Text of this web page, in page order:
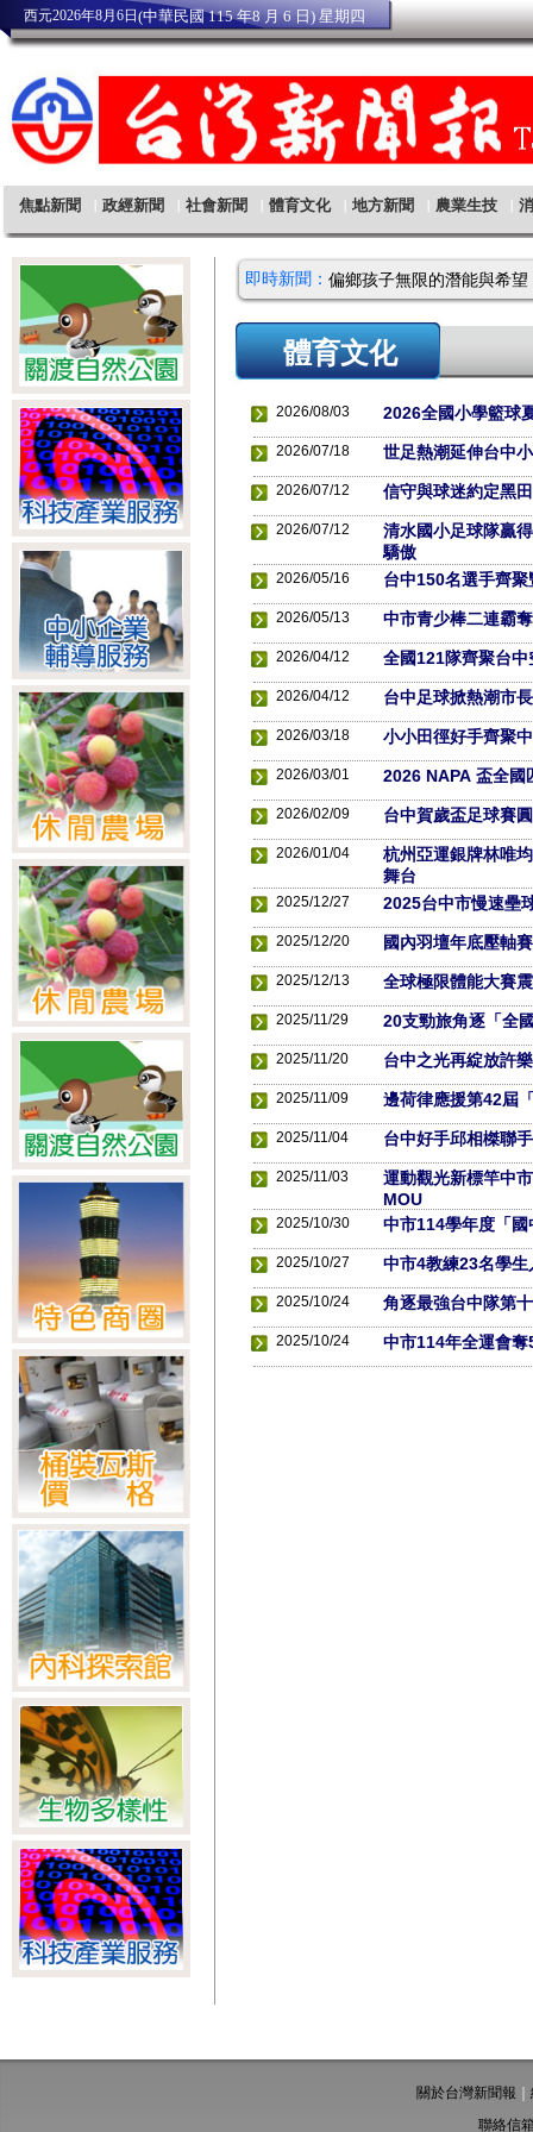
即時新聞：
體育文化
2026/08/03 2026全國小學籃球
2026/07/18 世足熱潮延伸台中
2026/07/12 信守與球迷約定黑
2026/07/12
清水國小足球隊贏
驕傲
2026/05/16 台中150名選手齊
2026/05/13 中市青少棒二連霸
2026/04/12 全國121隊齊聚台
2026/04/12 台中足球掀熱潮市
2026/03/18 小小田徑好手齊聚
2026/03/01 2026 NAPA 盃全國
2026/02/09 台中賀歲盃足球賽
2026/01/04
杭州亞運銀牌林唯
舞台
2025/12/27 2025台中市慢速壘
2025/12/20 國內羽壇年底壓軸
2025/12/13 全球極限體能大賽
2025/11/29 20支勁旅角逐「全
2025/11/20 台中之光再綻放許
2025/11/09 邊荷律應援第42屆
2025/11/04 台中好手邱相榤聯
2025/11/03
運動觀光新標竿中
MOU
2025/10/30 中市114學年度「
2025/10/27 中市4教練23名學
2025/10/24 角逐最強台中隊第
2025/10/24 中市114年全運會